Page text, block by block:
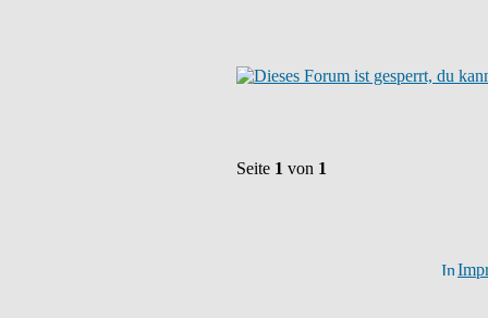
Seite 1 von 1